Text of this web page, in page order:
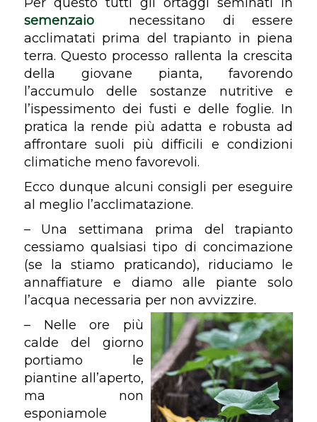
semenzaionecessitano di essere
acclimatati prima del trapianto in piena
terra. Questo processo rallenta la crescita
della giovane pianta, favorendo
l’accumulo delle sostanze nutritive e
l’ispessimento dei fusti e delle foglie. In
pratica la rende più adatta e robusta ad
affrontare suoli più difficili e condizioni
climatiche meno favorevoli.
Ecco dunque alcuni consigli per eseguire
al meglio l’acclimatazione.
– Una settimana prima del trapianto
cessiamo qualsiasi tipo di concimazione
(se la stiamo praticando), riduciamo le
annaffiature e diamo alle piante solo
l’acqua necessaria per non avvizzire.
– Nelle ore più
calde del giorno
portiamo le
piantine all’aperto,
ma non
esponiamole